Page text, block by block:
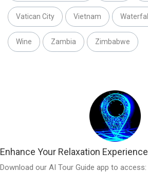
Vatican City Vietnam Waterfall
Wine Zambia Zimbabwe
Enhance Your Relaxation Experience
Download our AI Tour Guide app to access: